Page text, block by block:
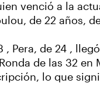
venció a la
de 22 años,
Pera, de 24 ,
de las 32
lo que